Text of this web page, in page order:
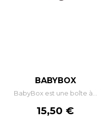
BABYBOX
BabyBox est une boîte à...
Prix
15,50 €